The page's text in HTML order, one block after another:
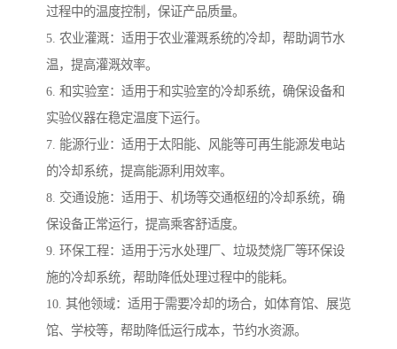
过程中的温度控制，保证产品质量。
5. 农业灌溉：适用于农业灌溉系统的冷却，帮助调节水
温，提高灌溉效率。
6. 和实验室：适用于和实验室的冷却系统，确保设备和
实验仪器在稳定温度下运行。
7. 能源行业：适用于太阳能、风能等可再生能源发电站
的冷却系统，提高能源利用效率。
8. 交通设施：适用于、机场等交通枢纽的冷却系统，确
保设备正常运行，提高乘客舒适度。
9. 环保工程：适用于污水处理厂、垃圾焚烧厂等环保设
施的冷却系统，帮助降低处理过程中的能耗。
10. 其他领域：适用于需要冷却的场合，如体育馆、展览
馆、学校等，帮助降低运行成本，节约水资源。